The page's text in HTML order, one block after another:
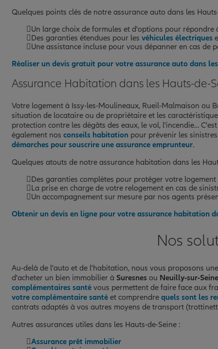
64 RUE FELIX FAURE
92700 COLOMBES
4,6/5Note de 4.6 sur 5
(66 avis)
Voir les avis
01 70 32 19 64
Prendre un RDV Voir
11 AGENCE COURBEVOIE
1 RUE COLOMBES
92400 COURBEVOIE
4,9 Note de 4.9 sur 5
(12 avis)
Voir les avis
Fermé actuellement
Voir
AGENCE GARCHES MARNES LA
11 AVENUE DU MARECHAL LECLERC
92380 GARCHES
5/5Note de 5 sur 5
(129 avis)
Voir les avis
01 34 74 02 50
Prendre un RDV
Quelques points clés de notre assurance auto dans les
Un large choix de formules et d'options pour répondre
Des garanties étendues pour les véhicules électriques
Une assistance incluse pour vous dépanner en cas de
Réaliser un devis gratuit pour votre assurance auto dans
Assurance Habitation dans les Hauts-de-
Votre logement à Issy-les-Moulineaux, Rueil-Malmaison ou
situation de locataire ou de propriétaire et les
protection contre les dégâts des eaux, le vol, l'incendie…
également nos conseils habitation pour prévenir les
démarches pour souscrire une assurance emprunteur.
Quelques atouts de notre assurance habitation dans les
Des garanties complètes pour protéger votre logement
La prise en charge de votre relogement en cas de
Un accompagnement sur mesure par nos agents
Obtenir un devis en ligne pour votre assurance habitation
Nos
Au-delà de l'auto et de l'habitation, nous vous proposons
d'acheter un bien immobilier à Suresnes ou Neuilly-sur-Seine
complémentaires santé vous permettent de faire face aux
votre complémentaire santé et comprendre quels sont les
contrats adaptés à vos autres moyens de transport
Autres assurances utiles dans les Hauts-de-Seine :
Assurance prêt immobilier